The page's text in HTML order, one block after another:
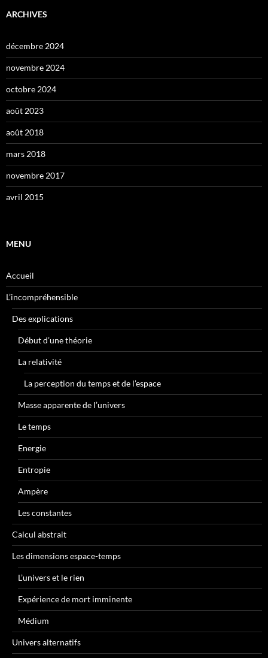
ARCHIVES
décembre 2024
novembre 2024
octobre 2024
août 2023
août 2018
mars 2018
novembre 2017
avril 2015
MENU
Accueil
L’incompréhensible
Des explications
Début d’une théorie
La relativité
La perception du temps et de l’espace
Masse apparente de l’univers
Le temps
Energie
Entropie
Ampère
Les constantes
Calcul abstrait
Les dimensions espace-temps
L’univers et le rien
Expérience de mort imminente
Médium
Univers alternatifs